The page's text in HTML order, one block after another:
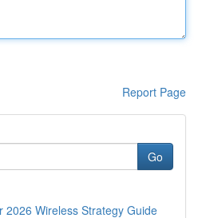
Report Page
Go
2026 Wireless Strategy Guide